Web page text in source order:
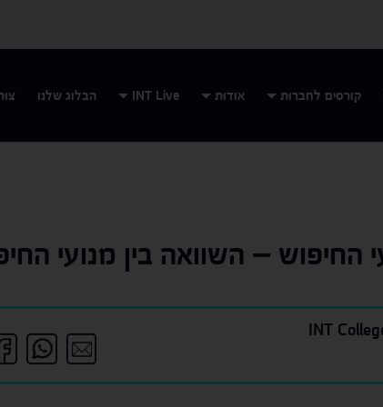
קורסים לחברות אודות INT Live הבלוג שלנו
החיפוש – השוואה בין מנועי
INT